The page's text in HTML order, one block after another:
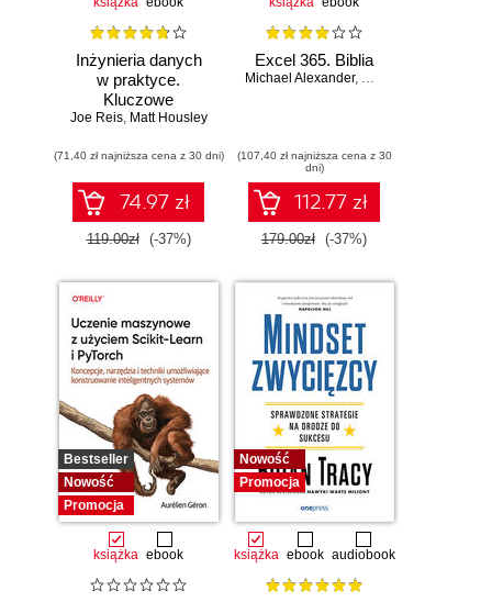
Inżynieria danych
w praktyce.
Kluczowe
koncepcje i
technologie
Joe Reis, Matt Housley
(71,40 zł najniższa cena z 30 dni)
74.97 zł
119.00zł (-37%)
Excel 365. Biblia
Michael Alexander, Dick Kusleika
(107,40 zł najniższa cena z 30
dni)
112.77 zł
179.00zł (-37%)
Bestseller
Nowość
Promocja
książka ebook
Nowość
Promocja
książka ebook audiobook